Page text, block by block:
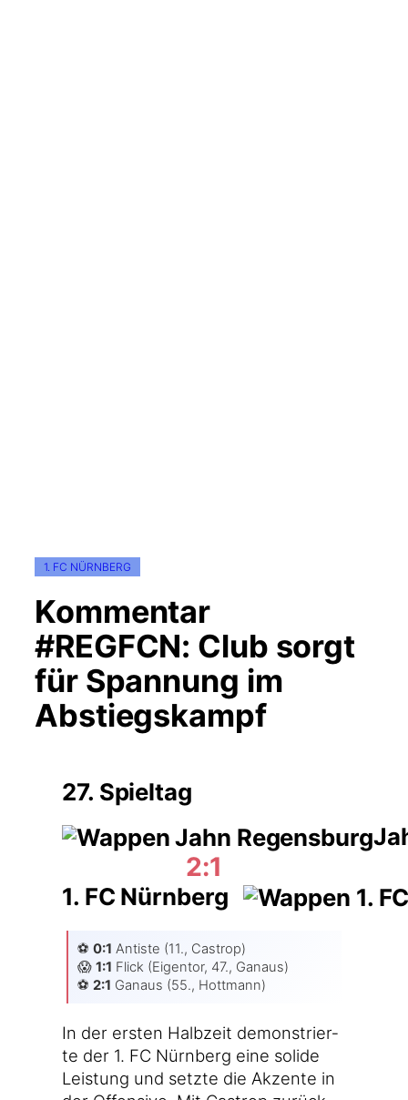
1. FC NÜRNBERG
Kommentar
#REGFCN: Club sorgt
für Spannung im
Abstiegskampf
27. Spieltag
2:1
1. FC Nürnberg
⚽️ 0:1 Anti­s­te (11., Cas­trop)
😱 1:1 Flick (Eigen­tor, 47., Gan­aus)
⚽️ 2:1 Gan­aus (55., Hottmann)
In der ers­ten Halb­zeit demons­trier­
te der 1. FC Nürn­berg eine soli­de
Leis­tung und setz­te die Akzen­te in